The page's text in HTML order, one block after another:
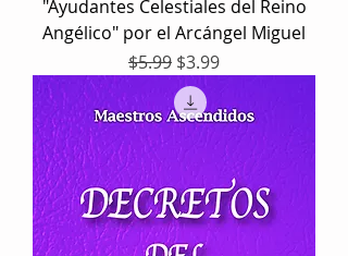
"Ayudantes Celestiales del Reino
Angélico" por el Arcángel Miguel
Precio
$5.99 Precio de oferta
$3.99